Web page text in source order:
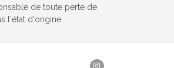
de toute perte de
l'état d'origine
Instagram